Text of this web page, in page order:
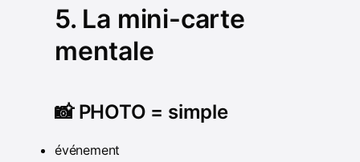
5. La mini-carte
mentale
📸 PHOTO = simple
événement